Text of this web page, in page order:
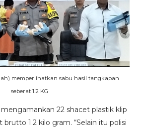
memperlihatkan sabu hasil tangkapan
seberat 1.2 KG
mengamankan 22 shacet plastik klip
1.2 kilo gram. “Selain itu polisi